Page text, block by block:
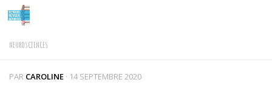
Skip to content
NEUROSCIENCES
PAR CAROLINE · 14 SEPTEMBRE 2020